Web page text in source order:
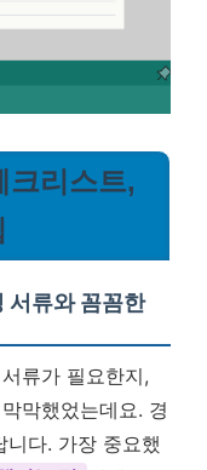
크리스트,
서류와 꼼꼼한
류가 필요한지,
막했었는데요. 경
다. 가장 중요했